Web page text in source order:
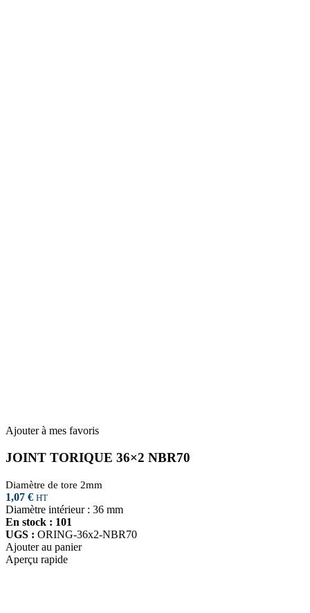
Ajouter à mes favoris
JOINT TORIQUE 36×2 NBR70
Diamètre de tore 2mm
1,07 € HT
Diamètre intérieur : 36 mm
En stock : 101
UGS : ORING-36x2-NBR70
Ajouter au panier
Aperçu rapide